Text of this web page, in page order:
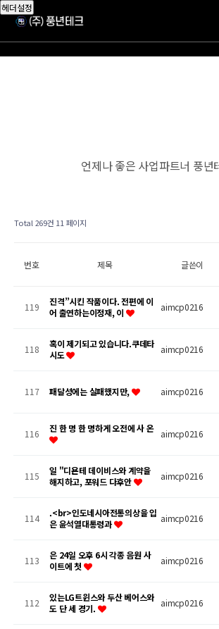
헤더설정
언제나 좋은 사업파트너 풍년
Total 269건 11 페이지
번호 제목 글쓴이
119
진격”시킨 작품이다. 전편에 이
어 출연하는이정재, 이
aimcp0216
118
혹이 제기되고 있습니다.쿠데타
시도
aimcp0216
117 패달성에는 실패했지만, aimcp0216
116 진 한 명 한 명하게 오전에 사 온 aimcp0216
115
일 "디욘테 데이비스와 계약을
해지하고, 포워드 다후안
aimcp0216
114
.<br>인도네시아전통의상을 입
은 윤석열대통령과
aimcp0216
113
은 24일 오후 6시 각종 음원 사
이트에 첫
aimcp0216
112
있는LG트윈스와 두산 베어스와
도 단 세 경기.
aimcp0216